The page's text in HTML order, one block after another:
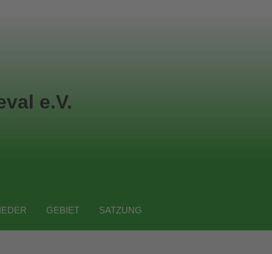
e.V.
GEBIET SATZUNG